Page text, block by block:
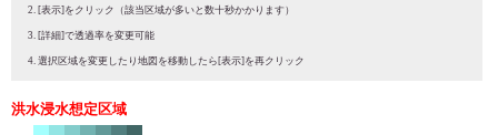
[表示]をクリック（該当区域が多いと数十秒かかります）
[詳細]で透過率を変更可能
選択区域を変更したり地図を移動したら[表示]を再クリック
洪水浸水想定区域